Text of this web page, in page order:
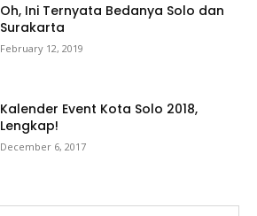
Oh, Ini Ternyata Bedanya Solo dan
Surakarta
February 12, 2019
Kalender Event Kota Solo 2018,
Lengkap!
December 6, 2017